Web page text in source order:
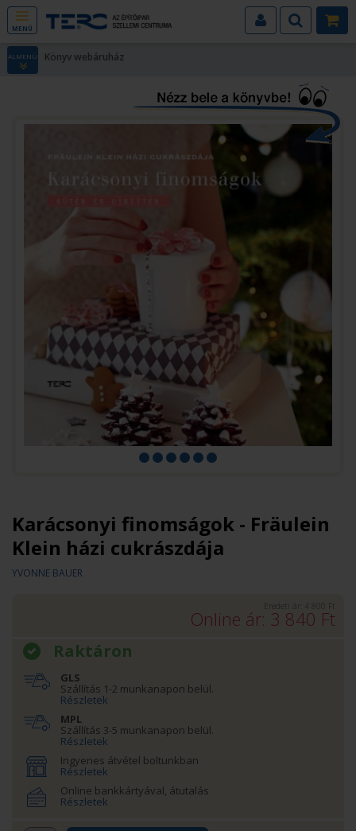
MENÜ
ALMENÜ Könyv webáruház
Karácsonyi finomságok - Fräulein
Klein házi cukrászdája
YVONNE BAUER
Eredeti ár: 4 800 Ft
Online ár: 3 840 Ft
Raktáron
GLS
Szállítás 1-2 munkanapon belül.
Részletek
MPL
Szállítás 3-5 munkanapon belül.
Részletek
Ingyenes átvétel boltunkban
Részletek
Online bankkártyával, átutalás
Részletek